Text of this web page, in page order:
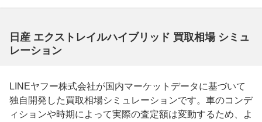
日産 エクストレイルハイブリッド 買取相場 シミュ
レーション
LINEヤフー株式会社が国内マーケットデータに基づいて
独自開発した買取相場シミュレーションです。車のコンデ
ィションや時期によって実際の査定額は変動するため、よ